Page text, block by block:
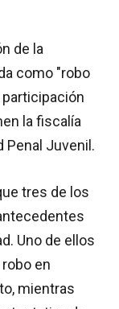
de la
como "robo
participación
la fiscalía
Penal Juvenil.
tres de los
Uno de ellos
en
mientras